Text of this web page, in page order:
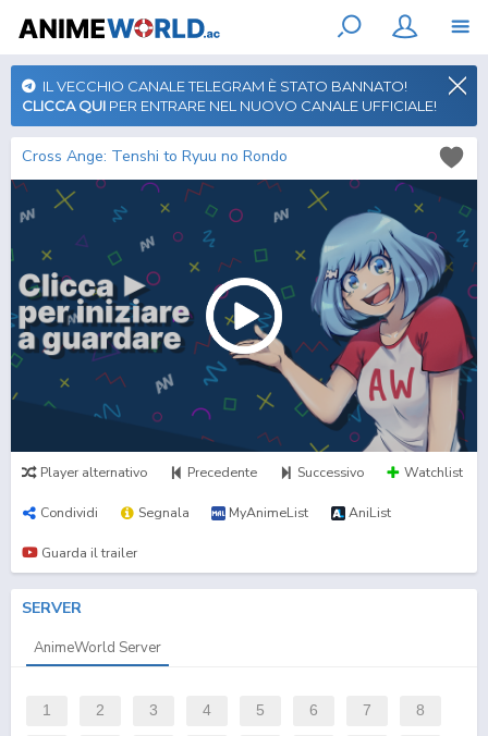
IL VECCHIO CANALE TELEGRAM È STATO BANNATO!
CLICCA QUI PER ENTRARE NEL NUOVO CANALE UFFICIALE!
Cross Ange: Tenshi to Ryuu no Rondo
Player alternativo Precedente Successivo Watchlist
Condividi Segnala MyAnimeList AniList
Guarda il trailer
SERVER
AnimeWorld Server
1 2 3 4 5 6 7 8